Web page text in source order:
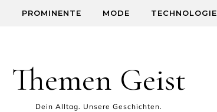
PROMINENTE MODE TECHNOLOGIE
Themen Geist
Dein Alltag. Unsere Geschichten.